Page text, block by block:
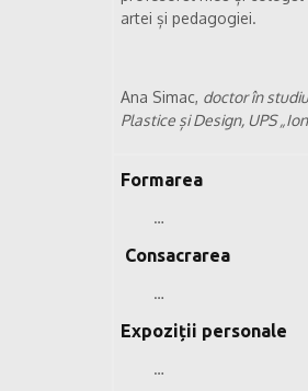
artei și pedagogiei.
Ana Simac, doctor în
Plastice și Design, UPS
Formarea
…
Consacrarea
…
Expoziții personale
…